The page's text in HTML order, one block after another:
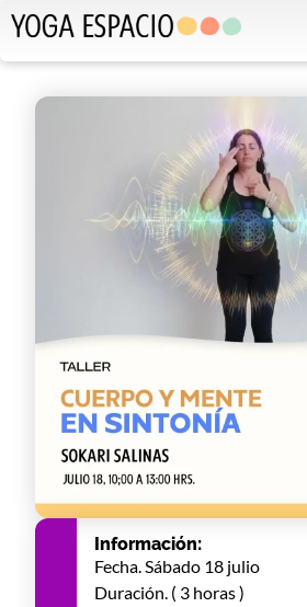
Información:
Fecha. Sábado 18 julio
Duración. ( 3 horas )